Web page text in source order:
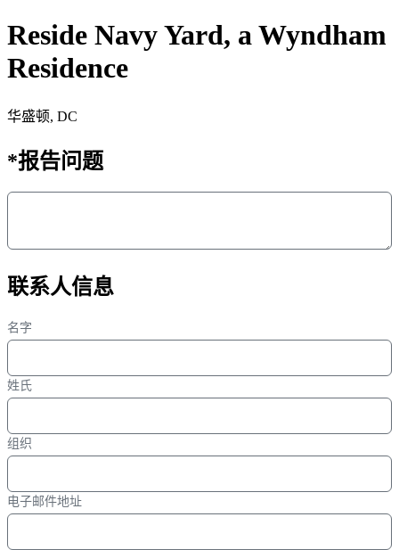
Reside Navy Yard, a Wyndham
Residence
华盛顿, DC
*报告问题
联系人信息
名字
姓氏
组织
电子邮件地址